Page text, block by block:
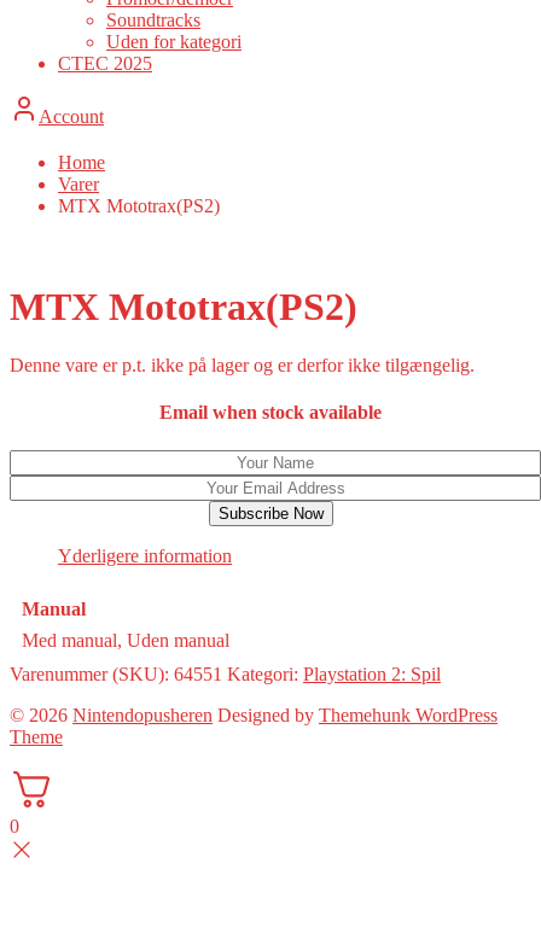
Soundtracks
Uden for kategori
CTEC 2025
Account
Home
Varer
MTX Mototrax(PS2)
MTX Mototrax(PS2)
Denne vare er p.t. ikke på lager og er derfor ikke tilgængelig.
Email when stock available
Subscribe Now
Yderligere information
Manual
Med manual, Uden manual
Varenummer (SKU): 64551 Kategori: Playstation 2: Spil
© 2026 Nintendopusheren Designed by Themehunk WordPress
Theme
0